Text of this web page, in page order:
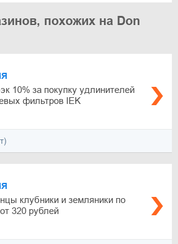
похожих на Don
10% за покупку удлинителей
фильтров IEK
клубники и земляники по
320 рублей